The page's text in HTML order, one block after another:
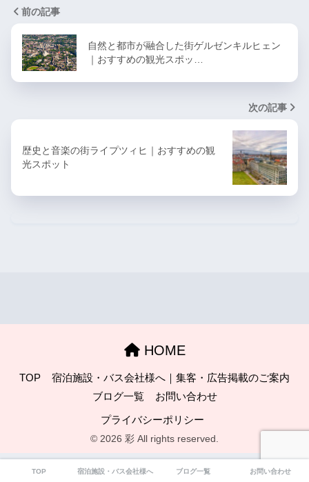
前の記事
自然と都市が融合した街ゲルゼンキルヒェン
｜おすすめの観光スポッ…
次の記事
歴史と音楽の街ライプツィヒ｜おすすめの観
光スポット
HOME
TOP
宿泊施設・バス会社様へ｜集客・広告掲載のご案内
ブログ一覧
お問い合わせ
プライバシーポリシー
© 2026 彩 All rights reserved.
TOP 宿泊施設・バス会社様へ｜集客・広告掲載のご案内
ブログ一覧 お問い合わせ